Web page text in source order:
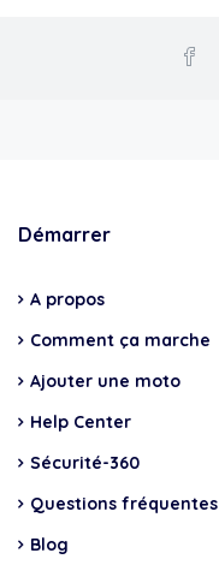
Démarrer
A propos
Comment ça marche
Ajouter une moto
Help Center
Sécurité-360
Questions fréquentes
Blog